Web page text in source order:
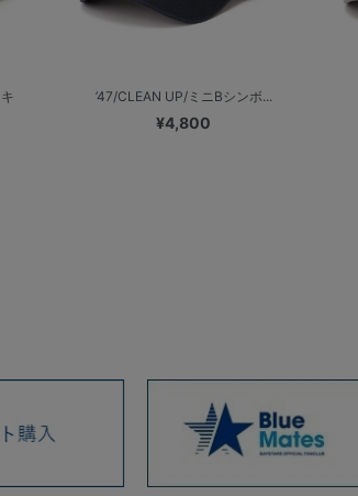
’47/CLEAN UP/ミニBシンボ...
¥4,800